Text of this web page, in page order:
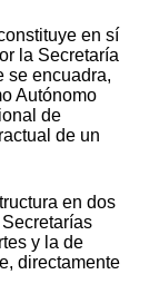
en sí
la Secretaría
se encuadra,
Autónomo
de
de un
en dos
y la de
directamente